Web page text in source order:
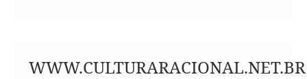
WWW.CULTURARACIONAL.NET.BR